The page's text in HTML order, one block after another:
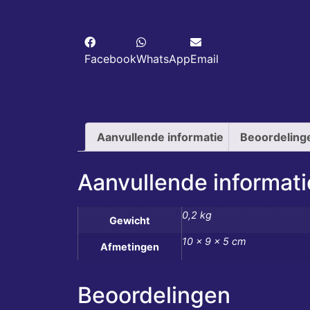
FacebookWhatsAppEmail
Aanvullende informatie
Aanvullende
Gewicht 0,2 kg
Afmetingen 10 × 9 × 5 cm
Beoordelingen